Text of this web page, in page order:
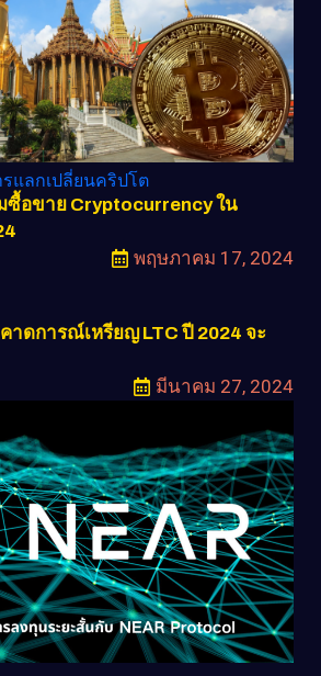
แลกเปลี่ยนคริปโต
ซื้อขาย Cryptocurrency ใน
พฤษภาคม 17, 2024
าดการณ์เหรียญ LTC ปี 2024 จะ
มีนาคม 27, 2024